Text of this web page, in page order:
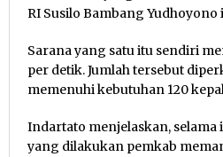
RI Susilo Bambang
Sarana yang satu itu sendiri
per detik. Jumlah tersebut
memenuhi kebutuhan 120
Indartato menjelaskan,
yang dilakukan pemkab